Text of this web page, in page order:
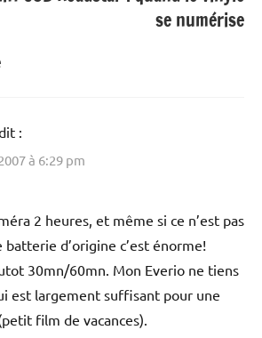
se numérise
:
à 6:29 pm
2 heures, et même si ce n’est pas
d’origine c’est énorme!
30mn/60mn. Mon Everio ne tiens
est largement suffisant pour une
film de vacances).